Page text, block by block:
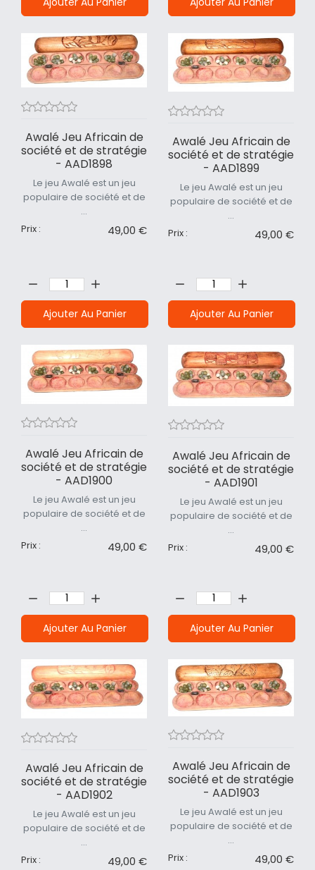
Awalé Jeu Africain de
société et de stratégie
- AAD1898
Le jeu Awalé est un jeu
populaire de société et de
...
Prix :
49,00 €
Ajouter Au Panier
Awalé Jeu Africain de
société et de stratégie
- AAD1899
Le jeu Awalé est un jeu
populaire de société et de
...
Prix :
49,00 €
Ajouter Au Panier
Awalé Jeu Africain de
société et de stratégie
- AAD1900
Le jeu Awalé est un jeu
populaire de société et de
...
Prix :
49,00 €
Ajouter Au Panier
Awalé Jeu Africain de
société et de stratégie
- AAD1901
Le jeu Awalé est un jeu
populaire de société et de
...
Prix :
49,00 €
Ajouter Au Panier
Awalé Jeu Africain de
société et de stratégie
- AAD1902
Le jeu Awalé est un jeu
populaire de société et de
...
Prix :
49,00 €
Awalé Jeu Africain de
société et de stratégie
- AAD1903
Le jeu Awalé est un jeu
populaire de société et de
...
Prix :
49,00 €